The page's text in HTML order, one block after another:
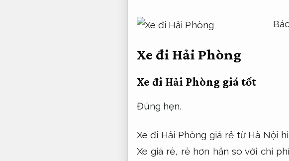
Xe đi Hải Phòng
Xe đi Hải Phòng giá tốt
Đúng hẹn.
Xe đi Hải Phòng giá rẻ từ Hà Nội
Xe giá rẻ, rẻ hơn hẳn so với chi